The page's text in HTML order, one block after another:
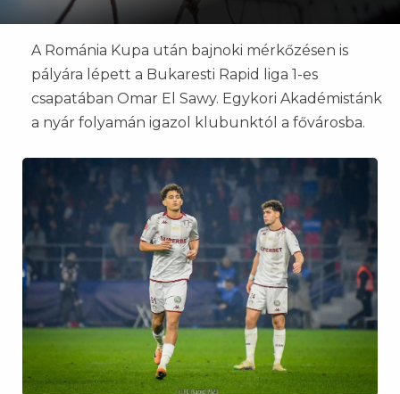
A Románia Kupa után bajnoki mérkőzésen is
pályára lépett a Bukaresti Rapid liga 1-es
csapatában Omar El Sawy. Egykori Akadémistánk
a nyár folyamán igazol klubunktól a fővárosba.